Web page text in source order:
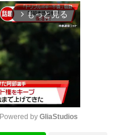
arrow_forward_ios もっと見る
Powered by GliaStudios